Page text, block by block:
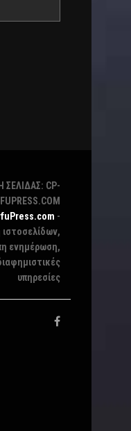
ΣΕΛΙΔΑΣ: CP-
-
ιστοσελίδων,
ενημέρωση,
υπηρεσίες